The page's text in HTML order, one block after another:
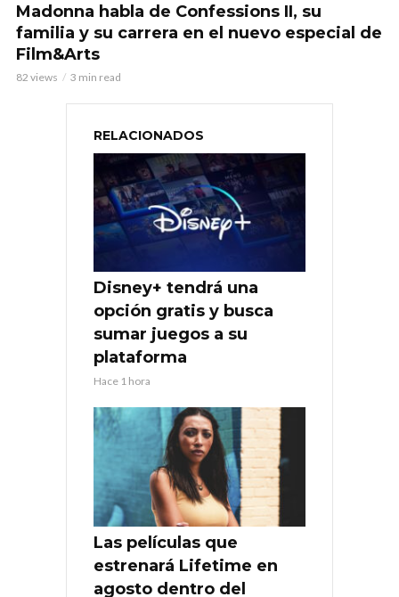
Madonna habla de Confessions II, su
familia y su carrera en el nuevo especial de
Film&Arts
82 views 3 min read
RELACIONADOS
Disney+ tendrá una
opción gratis y busca
sumar juegos a su
plataforma
Hace 1 hora
Las películas que
estrenará Lifetime en
agosto dentro del